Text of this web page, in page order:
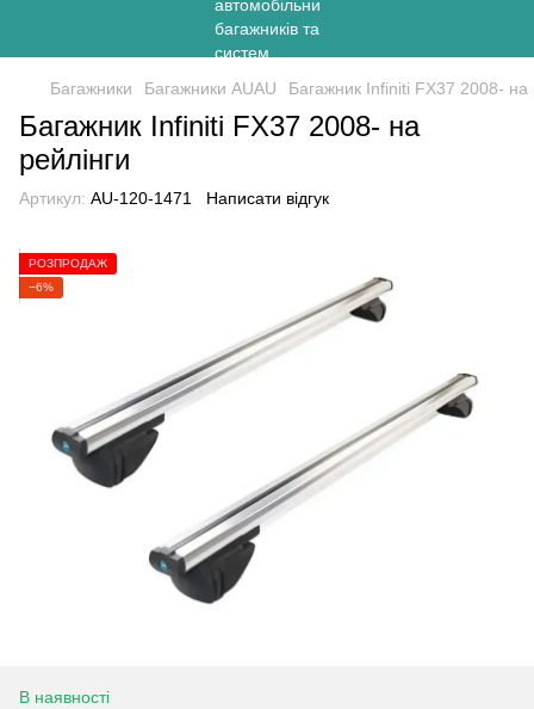
Багажники Багажники AUAU Багажник Infiniti FX37 2008- на
Багажник Infiniti FX37 2008- на
рейлінги
Артикул: AU-120-1471 Написати відгук
РОЗПРОДАЖ
−6%
В наявності